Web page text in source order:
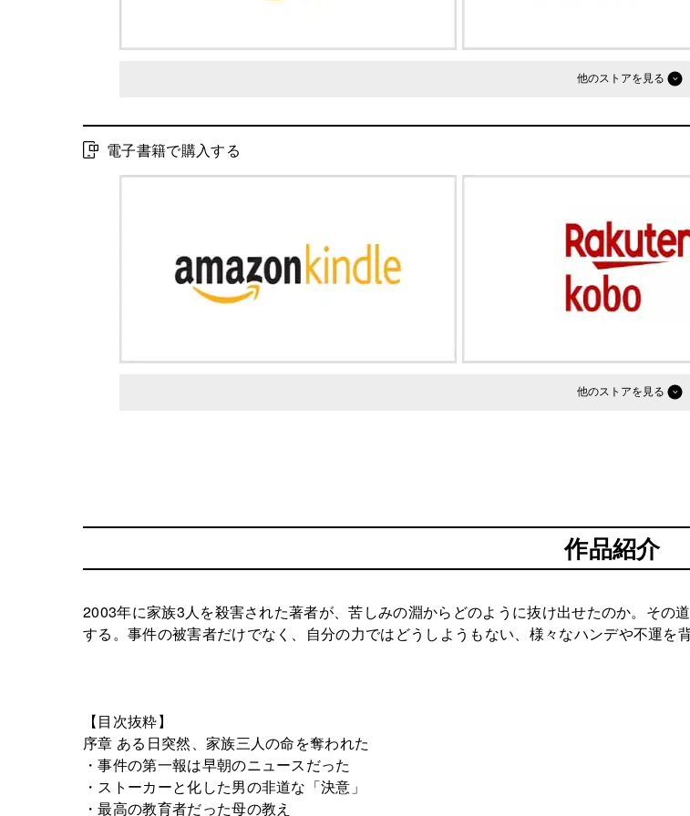
他のストア
電子書籍で購入する
他のストア
作品紹介
2003年に家族3人を殺害された著者が、苦しみの淵からどのように抜け出せたのか。その
する。事件の被害者だけでなく、自分の力ではどうしようもない、様々なハンデや不運を
【目次抜粋】
序章 ある日突然、家族三人の命を奪われた
・事件の第一報は早朝のニュースだった
・ストーカーと化した男の非道な「決意」
・最高の教育者だった母の教え